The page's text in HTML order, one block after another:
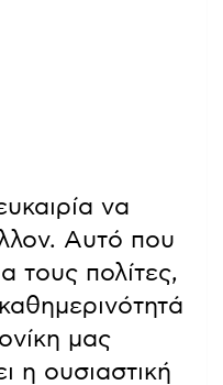
να
Αυτό που
τους πολίτες,
μας
η ουσιαστική